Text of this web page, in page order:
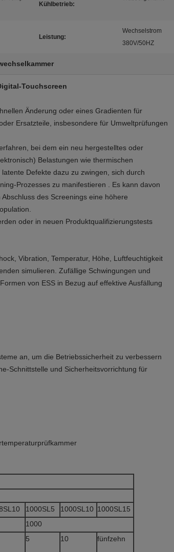
Kühlbetrieb:
Leistung:
Wechselstrom
380V/50HZ
Touchscreen
Änderung oder eines Gradienten für
Ersatzteile, insbesondere für Umweltprüfungen
bei dem ein neu hergestelltes oder
Belastungen wie thermischen
Defekte dazu zu zwingen, sich durch
Prozesses zu manifestieren . Es kann davon
des Screenings eine höhere
oder in neuen Produktqualifizierungstests
Vibration, Temperatur, Höhe, Luftfeuchtigkeit
simulieren. Zufällige Schwingungen und
von ESS in Bezug auf effektive Ausfällung
an, um die Betriebssicherheit zu verbessern
Schnittstelle und Sicherheitsvorrichtung für
1000SL5 1000SL10 1000SL15
1000
5 10 fünfzehn